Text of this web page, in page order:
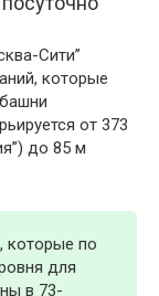
Сити”
которые
от 373
до 85 м
которые по
для
в 73-